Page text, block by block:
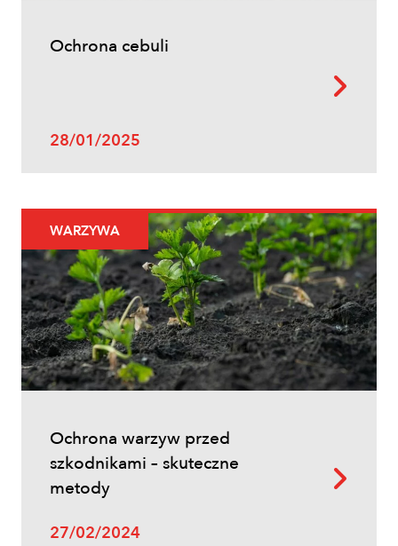
Ochrona cebuli
28/01/2025
WARZYWA
Ochrona warzyw przed
szkodnikami – skuteczne
metody
27/02/2024